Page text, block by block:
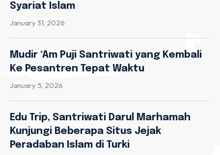
Syariat Islam
January 31, 2026
Mudir ‘Am Puji Santriwati yang Kembali
Ke Pesantren Tepat Waktu
January 5, 2026
Edu Trip, Santriwati Darul Marhamah
Kunjungi Beberapa Situs Jejak
Peradaban Islam di Turki